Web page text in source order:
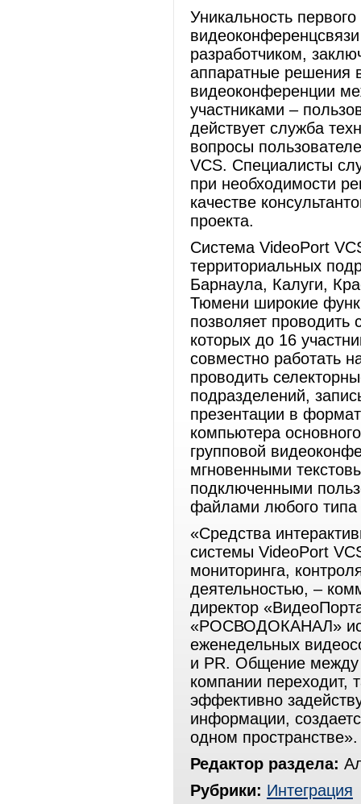
Уникальность
разработчиком,
аппаратные решения
видеоконференции
участниками –
действует служба
вопросы
VCS. Специалисты
при необходимости
качестве
проекта.
Система VideoPort
территориальных
Барнаула, Калуги,
Тюмени широкие
позволяет
которых до 16
совместно работать
проводить
подразделений,
презентации в
компьютера
групповой
мгновенными
подключенными
файлами любого типа
«Средства
системы VideoPort
мониторинга,
деятельностью, –
директор
«РОСВОДОКАНАЛ»
еженедельных
и PR. Общение между
компании переходит,
эффективно
информации,
одном пространстве».
Редактор раздела:
Рубрики: Интеграция